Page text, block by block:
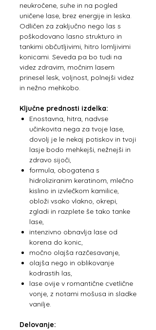
neukročene, suhe in na pogled
uničene lase, brez energije in leska.
Odličen za zaključno nego las s
poškodovano lasno strukturo in
tankimi občutljivimi, hitro lomljivimi
konicami. Seveda pa bo tudi na
videz zdravim, močnim lasem
prinesel lesk, voljnost, polnejši videz
in nežno mehkobo.
Ključne prednosti izdelka:
Enostavna, hitra, nadvse
učinkovita nega za tvoje lase,
dovolj je le nekaj potiskov in tvoji
lasje bodo mehkejši, nežnejši in
zdravo sijoči,
formula, obogatena s
hidroliziranim keratinom, mlečno
kislino in izvlečkom kamilice,
obloži vsako vlakno, okrepi,
zgladi in razplete še tako tanke
lase,
intenzivno obnavlja lase od
korena do konic,
močno olajša razčesavanje,
olajša nego in oblikovanje
kodrastih las,
lase ovije v romantične cvetlične
vonje, z notami mošusa in sladke
vanilje.
Delovanje: